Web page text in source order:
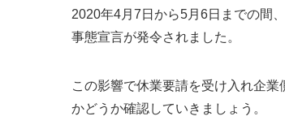
2020年4月7日から5月6日までの間、
事態宣言が発令されました。
この影響で休業要請を受け入れ企
かどうか確認していきましょう。